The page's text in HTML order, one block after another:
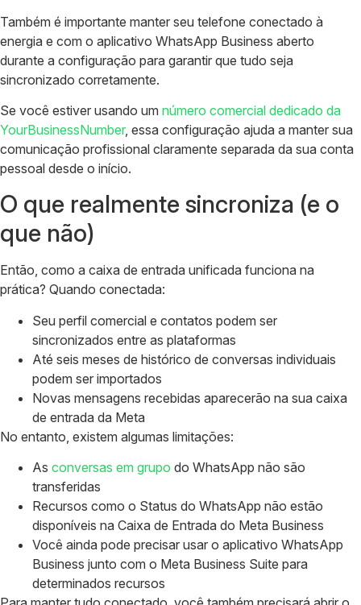
Também é importante manter seu telefone conectado à
energia e com o aplicativo WhatsApp Business aberto
durante a configuração para garantir que tudo seja
sincronizado corretamente.
Se você estiver usando um número comercial dedicado da
YourBusinessNumber, essa configuração ajuda a manter sua
comunicação profissional claramente separada da sua conta
pessoal desde o início.
O que realmente sincroniza (e o
que não)
Então, como a caixa de entrada unificada funciona na
prática? Quando conectada:
Seu perfil comercial e contatos podem ser
sincronizados entre as plataformas
Até seis meses de histórico de conversas individuais
podem ser importados
Novas mensagens recebidas aparecerão na sua caixa
de entrada da Meta
No entanto, existem algumas limitações:
As conversas em grupo do WhatsApp não são
transferidas
Recursos como o Status do WhatsApp não estão
disponíveis na Caixa de Entrada do Meta Business
Você ainda pode precisar usar o aplicativo WhatsApp
Business junto com o Meta Business Suite para
determinados recursos